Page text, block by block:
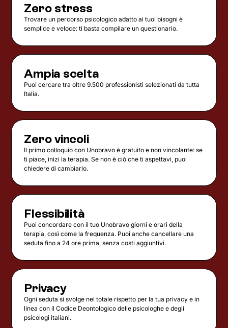
Zero stress
Trovare un percorso psicologico adatto ai tuoi bisogni è
semplice e veloce: ti basta compilare un questionario.
Ampia scelta
Puoi cercare tra oltre 9.500 professionisti selezionati da tutta
Italia.
Zero vincoli
Il primo colloquio con Unobravo è gratuito e non vincolante: se
ti piace, inizi la terapia. Se non è ciò che ti aspettavi, puoi
chiedere di cambiarlo.
Flessibilità
Puoi concordare con il tuo Unobravo giorni e orari della
terapia, così come la frequenza. Puoi anche cancellare una
seduta fino a 24 ore prima, senza costi aggiuntivi.
Privacy
Ogni seduta si svolge nel totale rispetto per la tua privacy e in
linea con il Codice Deontologico delle psicologhe e degli
psicologi italiani.